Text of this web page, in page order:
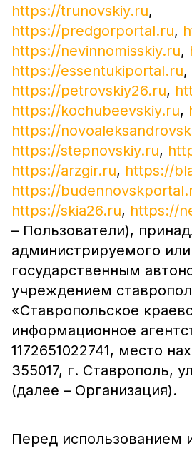
https://trunovskiy.ru,
https://predgorportal.ru,
https://nevinnomisskiy.ru,
https://essentukiportal.ru,
https://petrovskiy26.ru,
https://kochubeevskiy.ru,
https://
https://stepnovskiy.ru,
https://arzgir.ru, https://
https://
https://skia26.ru, https://
– Пользователи),
администрируемого
государственным
учреждением
«Ставропольское
информационное
1172651022741, место
355017, г. Ставрополь,
(далее – Организация).
Перед использованием